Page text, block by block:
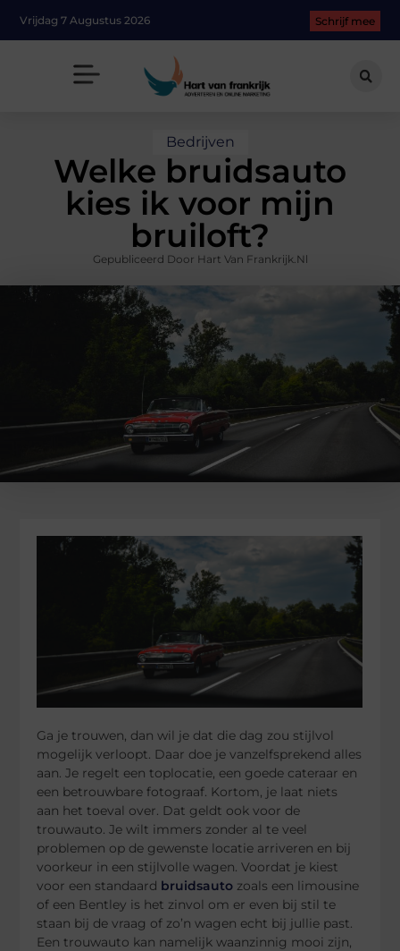
Vrijdag 7 Augustus 2026 Schrijf mee
Bedrijven
Welke bruidsauto
kies ik voor mijn
bruiloft?
Gepubliceerd Door Hart Van Frankrijk.nl
Ga je trouwen, dan wil je dat die dag zou stijlvol
mogelijk verloopt. Daar doe je vanzelfsprekend alles
aan. Je regelt een toplocatie, een goede cateraar en
een betrouwbare fotograaf. Kortom, je laat niets
aan het toeval over. Dat geldt ook voor de
trouwauto. Je wilt immers zonder al te veel
problemen op de gewenste locatie arriveren en bij
voorkeur in een stijlvolle wagen. Voordat je kiest
voor een standaard bruidsauto zoals een limousine
of een Bentley is het zinvol om er even bij stil te
staan bij de vraag of zo’n wagen echt bij jullie past.
Een trouwauto kan namelijk waanzinnig mooi zijn,